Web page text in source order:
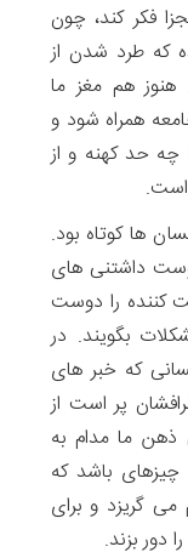
فکر کند، چون
که طرد شدن از
هم مغز ما
همراه شود و
چه حد کهنه و از
است.
ها کوتاه بود.
داشتنی های
کننده را دوست
بگویند. در
که خبر های
پر است از
ما مدام به
چیزهای باشد که
می گریزد و برای
دور بزند.